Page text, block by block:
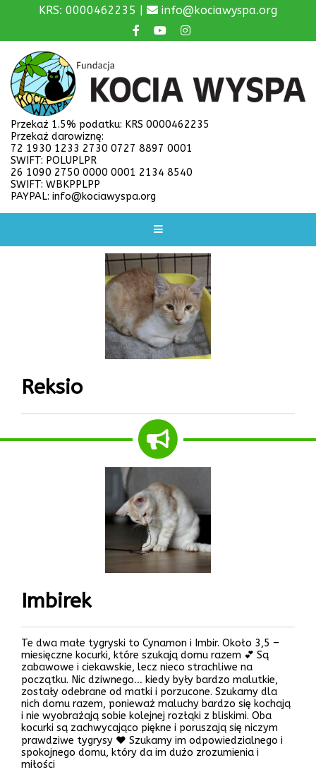
KRS: 0000462235 | info@kociawyspa.org
Przekaż 1.5% podatku: KRS 0000462235
Przekaż darowiznę:
72 1930 1233 2730 0727 8897 0001
SWIFT: POLUPLPR
26 1090 2750 0000 0001 2134 8540
SWIFT: WBKPPLPP
PAYPAL: info@kociawyspa.org
Reksio
Imbirek
Te dwa małe tygryski to Cynamon i Imbir. Około 3,5 –
miesięczne kocurki, które szukają domu razem 💕 Są
zabawowe i ciekawskie, lecz nieco strachliwe na
początku. Nic dziwnego… kiedy były bardzo malutkie,
zostały odebrane od matki i porzucone. Szukamy dla
nich domu razem, ponieważ maluchy bardzo się kochają
i nie wyobrażają sobie kolejnej rozłąki z bliskimi. Oba
kocurki są zachwycająco piękne i poruszają się niczym
prawdziwe tygrysy ❤️ Szukamy im odpowiedzialnego i
spokojnego domu, który da im dużo zrozumienia i
miłości